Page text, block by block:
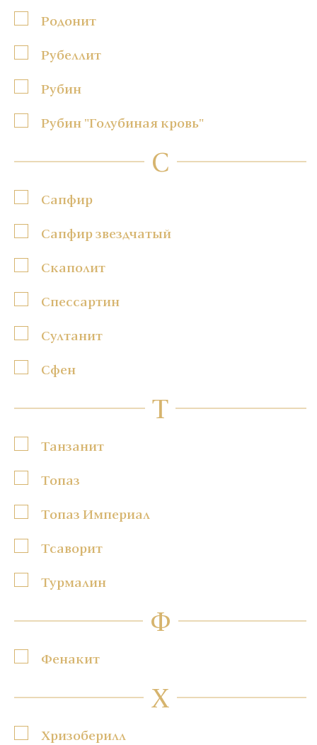
Родонит
Рубеллит
Рубин
Рубин "Голубиная кровь"
С
Сапфир
Сапфир звездчатый
Скаполит
Спессартин
Султанит
Сфен
Т
Танзанит
Топаз
Топаз Империал
Тсаворит
Турмалин
Ф
Фенакит
Х
Хризоберилл